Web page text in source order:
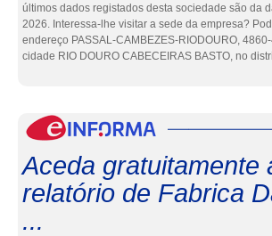
últimos dados registados desta sociedade são da
2026. Interessa-lhe visitar a sede da empresa?
endereço PASSAL-CAMBEZES-RIODOURO,
cidade RIO DOURO CABECEIRAS BASTO, no
Aceda gratuitamente
relatório de Fabrica
...